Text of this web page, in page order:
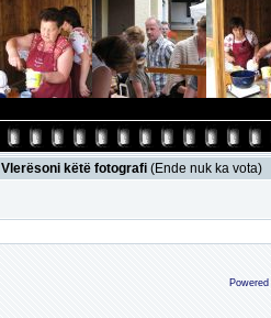
Vlerësoni këtë fotografi (Ende nuk ka vota)